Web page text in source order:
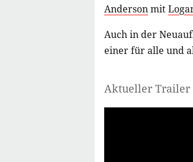
Andersonmit
Auch in der
einer für alle und
Aktueller Trailer